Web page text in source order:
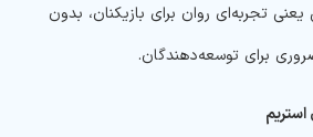
تجربه‌ای روان برای بازیکنان، بدون
برای توسعه‌دهندگان.